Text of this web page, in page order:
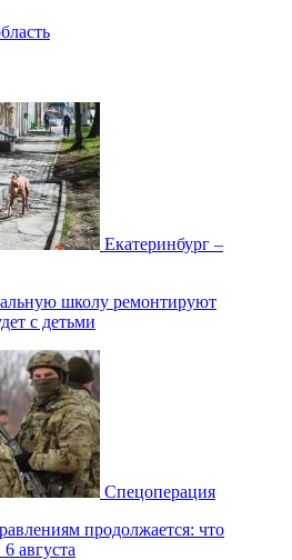
Екатеринбург –
школу ремонтируют
с детьми
Спецоперация
продолжается: что
августа